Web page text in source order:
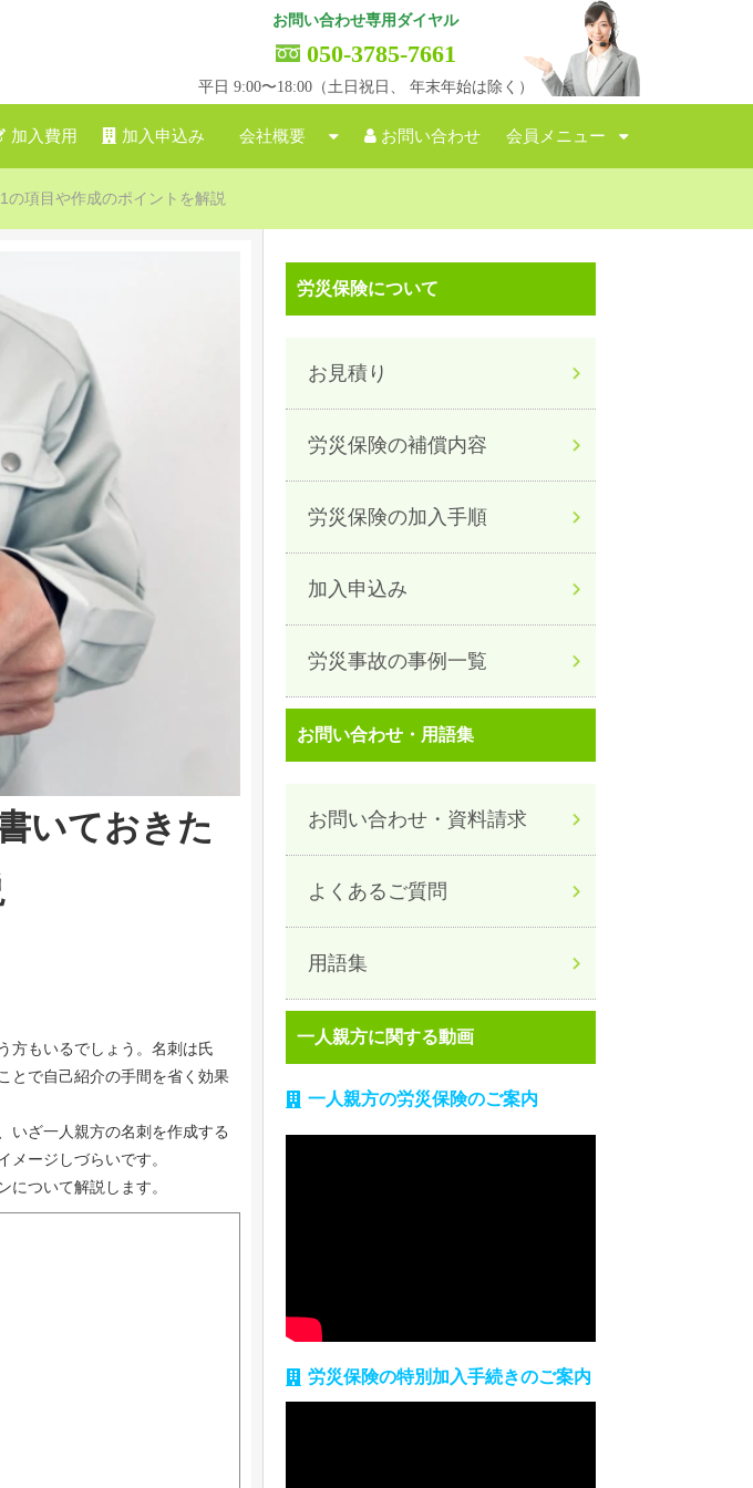
お問い合わせ専用ダイヤル
050-3785-7661
平日 9:00〜18:00（土日祝日、 年末年始は除く）
加入費用 加入申込み 会社概要 お問い合わせ 会員メニュー
項目や作成のポイントを解説
いておきた
方もいるでしょう。名刺は氏
とで自己紹介の手間を省く効果
いざ一人親方の名刺を作成する
ージしづらいです。
ついて解説します。
労災保険について
お見積り
労災保険の補償内容
労災保険の加入手順
加入申込み
労災事故の事例一覧
お問い合わせ・用語集
お問い合わせ・資料請求
よくあるご質問
用語集
一人親方に関する動画
一人親方の労災保険のご案内
労災保険の特別加入手続きのご案内